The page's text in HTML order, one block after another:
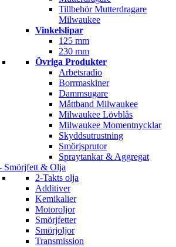
Tillbehör Mutterdragare
Milwaukee
Vinkelslipar
125 mm
230 mm
Övriga Produkter
Arbetsradio
Borrmaskiner
Dammsugare
Måttband Milwaukee
Milwaukee Lövblås
Milwaukee Momentnycklar
Skyddsutrustning
Smörjsprutor
Spraytankar & Aggregat
Smörjfett & Olja
2-Takts olja
Additiver
Kemikalier
Motoroljor
Smörjfetter
Smörjoljor
Transmission